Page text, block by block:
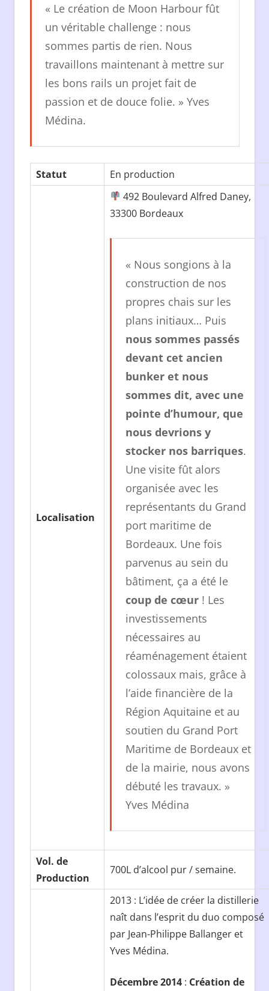
« Le création de Moon Harbour fût
un véritable challenge : nous
sommes partis de rien. Nous
travaillons maintenant à mettre sur
les bons rails un projet fait de
passion et de douce folie. » Yves
Médina.
Statut En production
Localisation
492 Boulevard Alfred Daney,
33300 Bordeaux
« Nous songions à la
construction de nos
propres chais sur les
plans initiaux… Puis
nous sommes passés
devant cet ancien
bunker et nous
sommes dit, avec une
pointe d’humour, que
nous devrions y
stocker nos barriques.
Une visite fût alors
organisée avec les
représentants du Grand
port maritime de
Bordeaux. Une fois
parvenus au sein du
bâtiment, ça a été le
coup de cœur! Les
investissements
nécessaires au
réaménagement étaient
colossaux mais, grâce à
l’aide financière de la
Région Aquitaine et au
soutien du Grand Port
Maritime de Bordeaux et
de la mairie, nous avons
débuté les travaux. »
Yves Médina
Vol. de
Production
700L d’alcool pur / semaine.
2013 : L’idée de créer la distillerie
naît dans l’esprit du duo composé
par Jean-Philippe Ballanger et
Yves Médina.
Décembre 2014 : Création de